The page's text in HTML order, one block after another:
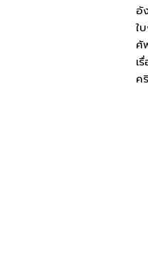
อั
ใ
ศั
เ
ค